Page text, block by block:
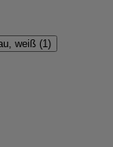
weiß (1 )